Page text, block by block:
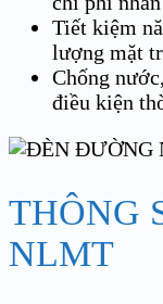
Tiết kiệm
lượng mặt
Chống
điều kiện
THÔNG
NLMT